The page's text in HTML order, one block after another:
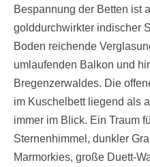
Bespannung der Betten ist
golddurchwirkter indischer
Boden reichende
umlaufenden Balkon und
Bregenzerwaldes. Die
im Kuschelbett liegend als
immer im Blick. Ein Traum
Sternenhimmel, dunkler
Marmorkies, große Duett-